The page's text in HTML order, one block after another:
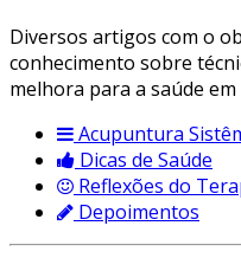
Diversos artigos com o
conhecimento sobre
melhora para a saúde
Acupuntura
Dicas de Saúde
Reflexões do
Depoimentos